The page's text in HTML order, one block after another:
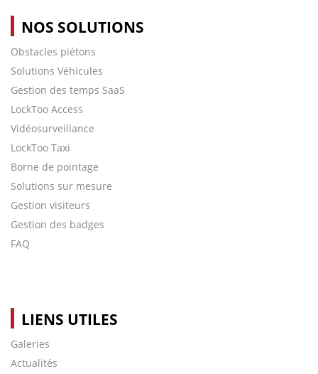
NOS SOLUTIONS
Obstacles piétons
Solutions Véhicules
Gestion des temps SaaS
LockToo Access
Vidéosurveillance
LockToo Taxi
Borne de pointage
Solutions sur mesure
Gestion visiteurs
Gestion des badges
FAQ
LIENS UTILES
Galeries
Actualités